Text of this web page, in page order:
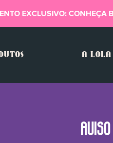
EXCLUSIVO: CONHEÇA
A LOLA